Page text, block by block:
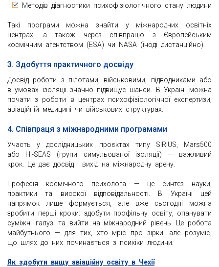
Методів діагностики психофізіологічного стану людини
Такі програми можна знайти у міжнародних освітніх
центрах, а також через співпрацю з Європейським
космічним агентством (ESA) чи NASA (іноді дистанційно).
3. Здобуття практичного досвіду
Досвід роботи з пілотами, військовими, підводниками або
в умовах ізоляції значно підвищує шанси. В Україні можна
почати з роботи в центрах психофізіологічної експертизи,
авіаційній медицині чи військових структурах.
4. Співпраця з міжнародними програмами
Участь у дослідницьких проєктах типу SIRIUS, Mars500
або HI-SEAS (групи симульованої ізоляції) — важливий
крок. Це дає досвід і вихід на міжнародну арену.
Професія космічного психолога — це синтез науки,
практики та високої відповідальності. В Україні цей
напрямок лише формується, але вже сьогодні можна
зробити перші кроки: здобути профільну освіту, опанувати
суміжні галузі та вийти на міжнародний рівень. Це робота
майбутнього — для тих, хто мріє про зірки, але розуміє,
що шлях до них починається з психіки людини.
Як здобути вищу авіаційну освіту в Чехії